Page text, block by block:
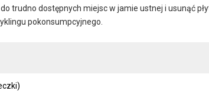
trudno dostępnych miejsc w jamie ustnej i usunąć
pokonsumpcyjnego.